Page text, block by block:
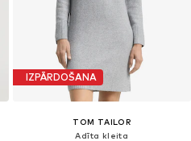
IZPĀRDOŠANA
TOM TAILOR
Adīta kleita